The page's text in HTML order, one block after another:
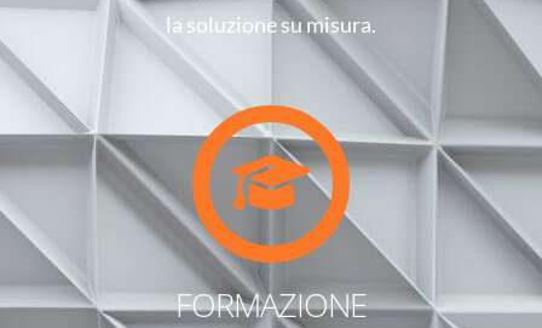
la soluzione su misura.
FORMAZIONE